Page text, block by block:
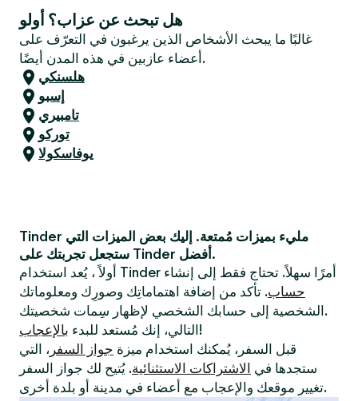
هل تبحث عن عزاب؟ أولو
غالبًا ما يبحث الأشخاص الذين يرغبون في التعرّف على
أعضاء عازبين في هذه المدن أيضًا.
هلسنكي
إسبو
تامبيري
توركو
يوفاسكولا
Tinder مليء بميزات مُمتعة. إليك بعض الميزات التي
ستجعل تجربتك على Tinder أفضل.
أولاً ، يُعد استخدام Tinder أمرًا سهلاً. تحتاج فقط إلى إنشاء
حساب. تأكد من إضافة اهتماماتِك وصورِك ومعلوماتك
الشخصية إلى حسابك الشخصي لإظهار سِمات شخصيتك.
التالي، إنك مُستعد للبدء بالإعجاب
!
قبل السفر، يُمكنك استخدام ميزة جواز السفر ، التي
ستجدها في الاشتراكات الاستثنائية. يُتيح لك جواز السفر
تغيير موقعك والإعجاب مع أعضاء في مدينة أو بلدة أخرى.